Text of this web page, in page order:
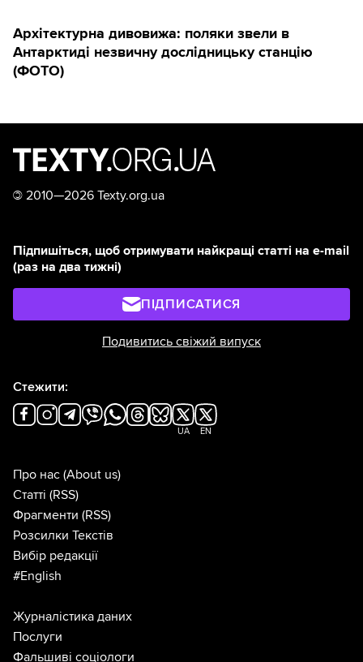
Архітектурна дивовижа: поляки звели в
Антарктиді незвичну дослідницьку станцію
(ФОТО)
© 2010—2026 Texty.org.ua
Підпишіться, щоб отримувати найкращі статті на e-mail
(раз на два тижні)
ПІДПИСАТИСЯ
Подивитись свіжий випуск
Стежити:
UA EN
Про нас (About us)
Статті (RSS)
Фрагменти (RSS)
Розсилки Текстів
Вибір редакції
#English
Журналістика даних
Послуги
Фальшиві соціологи